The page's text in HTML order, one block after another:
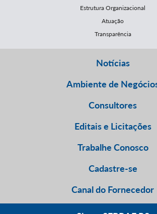
Estrutura Organizacional
Atuação
Transparência
Notícias
Ambiente de
Consultores
Editais e Licitações
Trabalhe Conosco
Cadastre-se
Canal do Fornecedor